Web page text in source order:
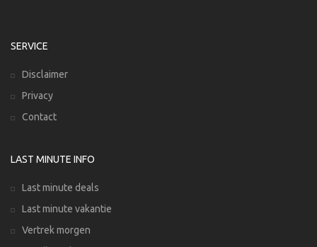
SERVICE
Disclaimer
Privacy
Contact
LAST MINUTE INFO
Last minute deals
Last minute vakantie
Vertrek morgen